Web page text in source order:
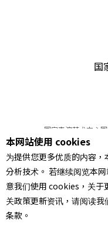
国
国家表演艺术中心
© 2022Performing
统一编号
本站所提供相关演出
服务条款
本网站使用 cookies
为提供您更多优质的内容
分析技术。 若继续阅览本
意我们使用 cookies，关于
关政策更新资讯，请阅读
条款。